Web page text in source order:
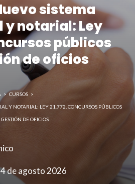
sistema
notarial: Ley
públicos
de oficios
> CURSOS >
Y NOTARIAL: LEY 21.772, CONCURSOS PÚBLICOS
DE OFICIOS
de agosto 2026